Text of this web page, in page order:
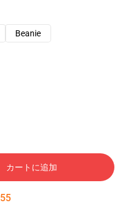
Beanie
カートに追加
54